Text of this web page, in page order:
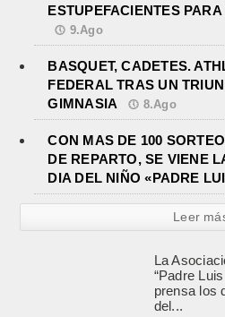
ESTUPEFACIENTES
9.Ago
BASQUET, CADETES.
FEDERAL TRAS UN
GIMNASIA
8.Ago
CON MAS DE 100
DE REPARTO, SE VIENE
DIA DEL NIÑO «PADRE
Leer
Y UNA